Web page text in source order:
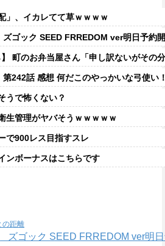
」、イカレてて草ｗｗｗｗ
ック SEED FRREDOM ver明日予約開始！！
のお弁当屋さん「申し訳ないがその分商品代を
第242話 感想 何だこのやっかいな弓使い
うで怖くない？
生管理がヤバそうｗｗｗｗｗ
で900レス目指すスレ
ンボーナスはこちらです
の距離
ズゴック SEED FRREDOM ver